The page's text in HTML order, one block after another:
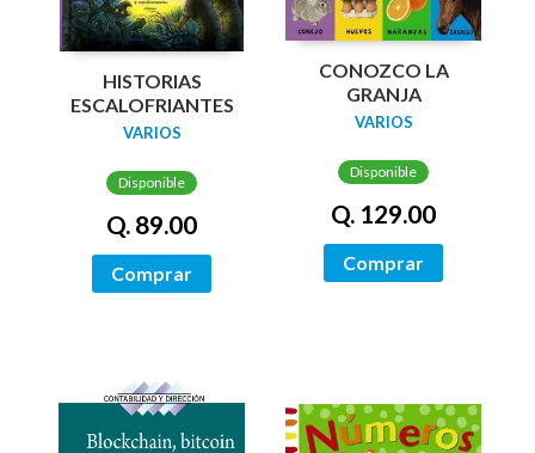
HISTORIAS
ESCALOFRIANTES
VARIOS
Disponible
Q. 89.00
Comprar
CONOZCO LA
GRANJA
VARIOS
Disponible
Q. 129.00
Comprar